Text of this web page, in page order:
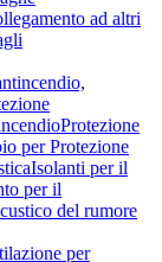
ad altri
Protezione
per Protezione
Isolanti per il
per il
del rumore
per